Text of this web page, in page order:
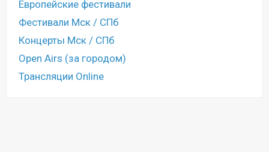
Европейские фестивали
Фестивали Мск / СПб
Концерты Мск / СПб
Open Airs (за городом)
Трансляции Online